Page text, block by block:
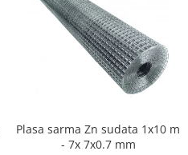
Plasa sarma Zn sudata 1x10 m
- 7x 7x0.7 mm